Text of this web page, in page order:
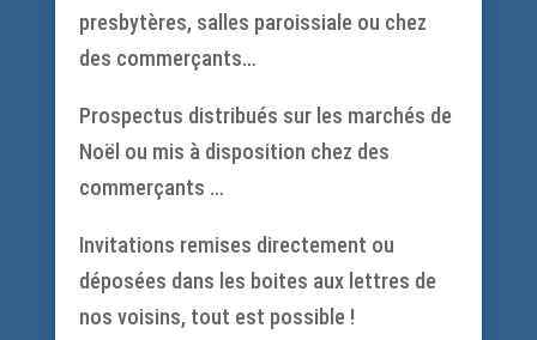
presbytères, salles paroissiale ou chez
des commerçants…
Prospectus distribués sur les marchés de
Noël ou mis à disposition chez des
commerçants …
Invitations remises directement ou
déposées dans les boites aux lettres de
nos voisins, tout est possible !